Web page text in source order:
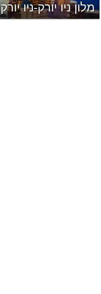
מלון ניו יורק-ניו יורק